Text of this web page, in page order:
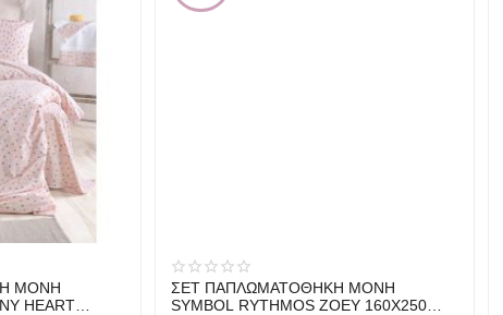
ΜΟΝΗ
HEART
ΣΕΤ ΠΑΠΛΩΜΑΤΟΘΗΚΗ ΜΟΝΗ
SYMBOL RYTHMOS ZOEY 160X250